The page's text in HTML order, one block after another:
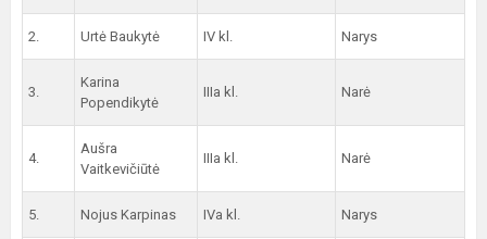
2. Urtė Baukytė IV kl. Narys
3.
Karina
Popendikytė
IIIa kl. Narė
4.
Aušra
Vaitkevičiūtė
IIIa kl. Narė
5. Nojus Karpinas IVa kl. Narys